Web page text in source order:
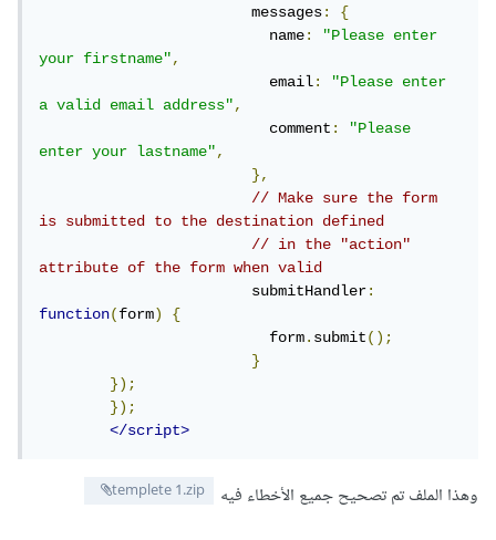
			messages
:
{
			  name
:
"Please enter
your firstname",
			  email
:
"Please enter
a valid email address",
			  comment
:
"Please
enter your lastname",
},
// Make sure the form
is submitted to the destination defined
// in the "action"
attribute of the form when valid
			submitHandler
:
function(form)
{
			  form
.submit();
}
});
});
</script>
وهذا الملف تم تصحيح جميع الأخطاء فيه templete 1.zip